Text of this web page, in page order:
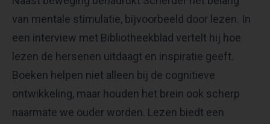
van mentale stimulatie, bijvoorbeeld door lezen. In
een interview met Bibliotheekblad vertelt hij hoe
lezen de hersenen uitdaagt en inspiratie geeft.
Boeken helpen niet alleen bij de cognitieve
ontwikkeling, maar houden het brein ook scherp
naarmate we ouder worden. Lezen biedt een